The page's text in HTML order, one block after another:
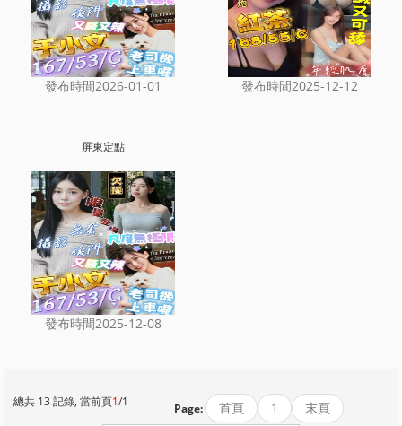
發布時間2026-01-01 發布時間2025-12-12
屏東定點
發布時間2025-12-08
Page:
總共 13 記錄, 當前頁1/1 首頁 1 末頁